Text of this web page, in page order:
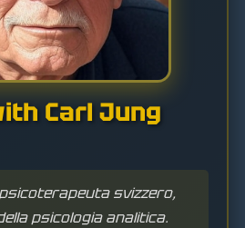
Carl Jung
svizzero,
psicologia analitica.